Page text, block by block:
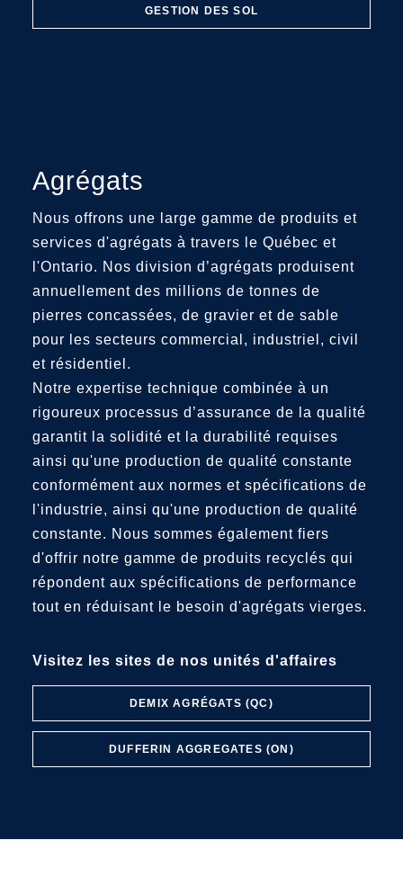
GESTION DES SOL
Agrégats
Nous offrons une large gamme de produits et
services d'agrégats à travers le Québec et
l'Ontario. Nos division d’agrégats produisent
annuellement des millions de tonnes de
pierres concassées, de gravier et de sable
pour les secteurs commercial, industriel, civil
et résidentiel.
Notre expertise technique combinée à un
rigoureux processus d’assurance de la qualité
garantit la solidité et la durabilité requises
ainsi qu'une production de qualité constante
conformément aux normes et spécifications de
l'industrie, ainsi qu'une production de qualité
constante. Nous sommes également fiers
d'offrir notre gamme de produits recyclés qui
répondent aux spécifications de performance
tout en réduisant le besoin d'agrégats vierges.
Visitez les sites de nos unités d'affaires
DEMIX AGRÉGATS (QC)
DUFFERIN AGGREGATES (ON)